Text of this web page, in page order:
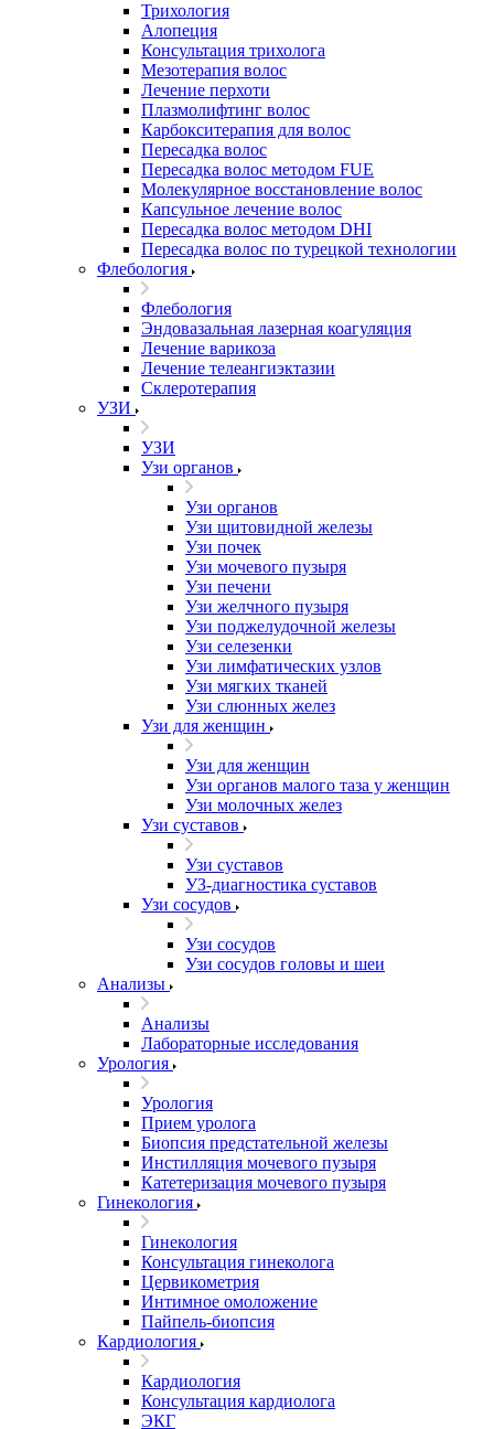
Трихология
Алопеция
Консультация трихолога
Мезотерапия волос
Лечение перхоти
Плазмолифтинг волос
Карбокситерапия для волос
Пересадка волос
Пересадка волос методом FUE
Молекулярное восстановление волос
Капсульное лечение волос
Пересадка волос методом DHI
Пересадка волос по турецкой технологии
Флебология
Флебология
Эндовазальная лазерная коагуляция
Лечение варикоза
Лечение телеангиэктазии
Склеротерапия
УЗИ
УЗИ
Узи органов
Узи органов
Узи щитовидной железы
Узи почек
Узи мочевого пузыря
Узи печени
Узи желчного пузыря
Узи поджелудочной железы
Узи селезенки
Узи лимфатических узлов
Узи мягких тканей
Узи слюнных желез
Узи для женщин
Узи для женщин
Узи органов малого таза у женщин
Узи молочных желез
Узи cуставов
Узи cуставов
УЗ-диагностика суставов
Узи сосудов
Узи сосудов
Узи сосудов головы и шеи
Анализы
Анализы
Лабораторные исследования
Урология
Урология
Прием уролога
Биопсия предстательной железы
Инстилляция мочевого пузыря
Катетеризация мочевого пузыря
Гинекология
Гинекология
Консультация гинеколога
Цервикометрия
Интимное омоложение
Пайпель-биопсия
Кардиология
Кардиология
Консультация кардиолога
ЭКГ